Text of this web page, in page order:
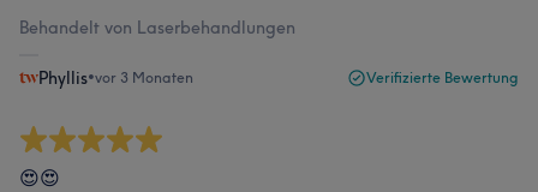
Behandelt von Laserbehandlungen
Phyllis•vor 3 Monaten Verifizierte Bewertung
😍😍